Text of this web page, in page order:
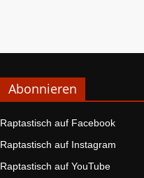
Abonnieren
Raptastisch auf Facebook
Raptastisch auf Instagram
Raptastisch auf YouTube